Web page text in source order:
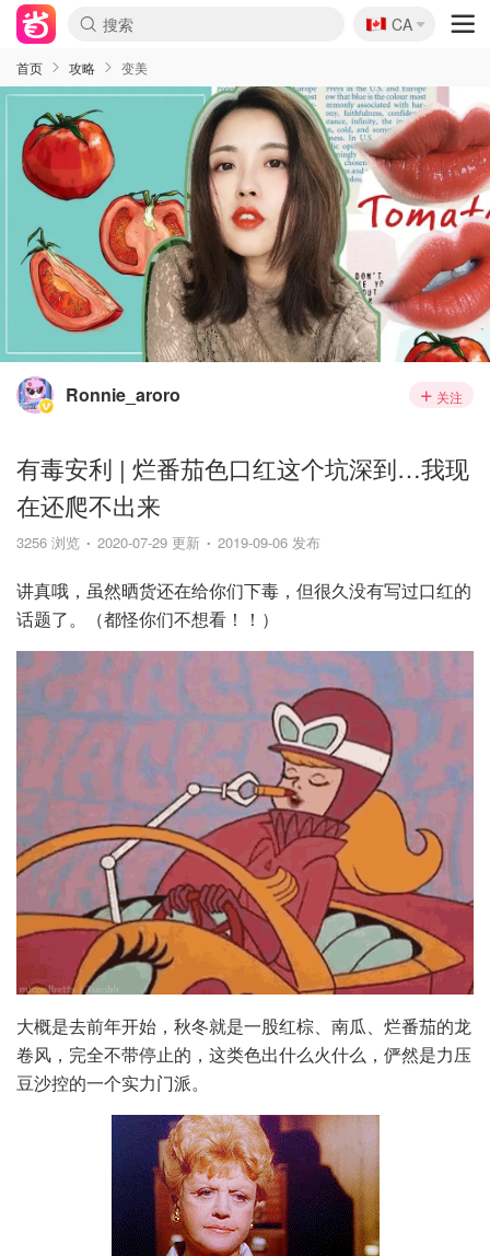
🇨🇦
CA
首页 攻略 变美
Ronnie_aroro 关注
有毒安利 | 烂番茄色口红这个坑深到…我现
在还爬不出来
3256 浏览 2020-07-29 更新 2019-09-06 发布
讲真哦，虽然晒货还在给你们下毒，但很久没有写过口红的
话题了。（都怪你们不想看！！）
大概是去前年开始，秋冬就是一股红棕、南瓜、烂番茄的龙
卷风，完全不带停止的，这类色出什么火什么，俨然是力压
豆沙控的一个实力门派。